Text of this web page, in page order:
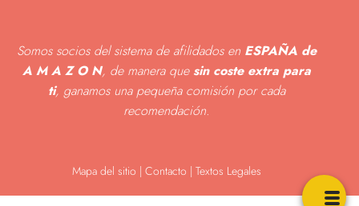
Somos socios del sistema de afilidados en ESPAÑA de
A M A Z O N, de manera que sin coste extra para
ti, ganamos una pequeña comisión por cada
recomendación.
Mapa del sitio | Contacto | Textos Legales